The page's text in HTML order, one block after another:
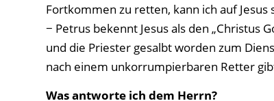
Fortkommen zu retten, kann ich auf
− Petrus bekennt Jesus als den „Christus
und die Priester gesalbt worden zum
nach einem unkorrumpierbaren Retter
Was antworte ich dem Herrn?